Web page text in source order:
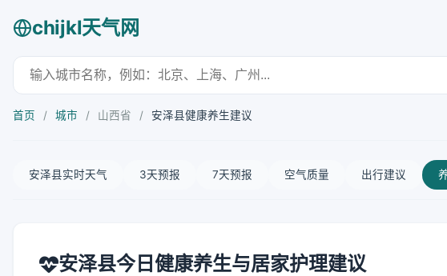
chijkl天气网
首页 / 城市 / 山西省 / 安泽县健康养生建议
安泽县实时天气 3天预报 7天预报 空气质量 出行建议
安泽县今日健康养生与居家护理建议